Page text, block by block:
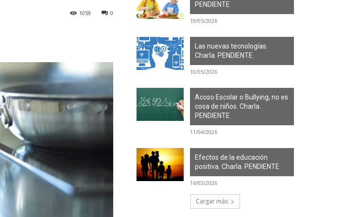
0
1059
PENDIENTE
19/05/2026
Las nuevas tecnologías.
Charla. PENDIENTE
10/05/2026
Acoso Escolar o Bullying, no es
cosa de niños. Charla.
PENDIENTE
11/04/2026
Efectos de la educación
positiva. Charla. PENDIENTE
16/03/2026
Cargar más